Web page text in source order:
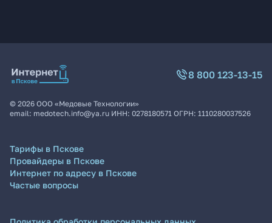
8 800 123-13-15
© 2026 ООО «Медовые Технологии»
email: medotech.info@ya.ru ИНН: 0278180571 ОГРН: 1110280037526
Тарифы в Пскове
Провайдеры в Пскове
Интернет по адресу в Пскове
Частые вопросы